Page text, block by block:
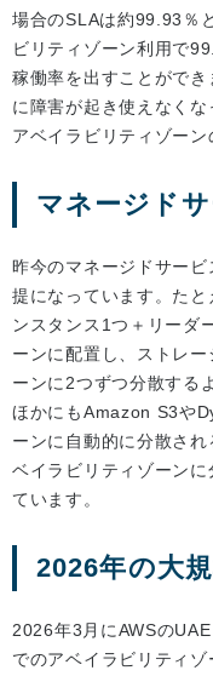
場合のSLAは約99.93％
ビリティゾーン利用で
稼働率を出すことがで
に障害が起き使えなく
アベイラビリティゾーン
マネージド
昨今のマネージドサー
提になっています。た
ンスタンス1つ＋リーダ
ーンに配置し、ストレ
ーンに2つずつ分散する
ほかにもAmazon S3や
ーンに自動的に分散さ
ベイラビリティゾーン
ています。
2026年の大
2026年3月にAWSの
でのアベイラビリティ